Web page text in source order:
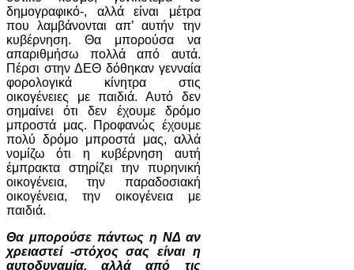
δημογραφικό-, αλλά είναι μέτρα
που λαμβάνονται απ’ αυτήν την
κυβέρνηση. Θα μπορούσα να
απαριθμήσω πολλά από αυτά.
Πέρσι στην ΔΕΘ δόθηκαν γενναία
φορολογικά κίνητρα στις
οικογένειες με παιδιά. Αυτό δεν
σημαίνει ότι δεν έχουμε δρόμο
μπροστά μας. Προφανώς έχουμε
πολύ δρόμο μπροστά μας, αλλά
νομίζω ότι η κυβέρνηση αυτή
έμπρακτα στηρίζει την πυρηνική
οικογένεια, την παραδοσιακή
οικογένεια, την οικογένεια με
παιδιά.
Θα μπορούσε πάντως η ΝΔ αν
χρειαστεί -στόχος σας είναι η
αυτοδυναμία, αλλά από τις